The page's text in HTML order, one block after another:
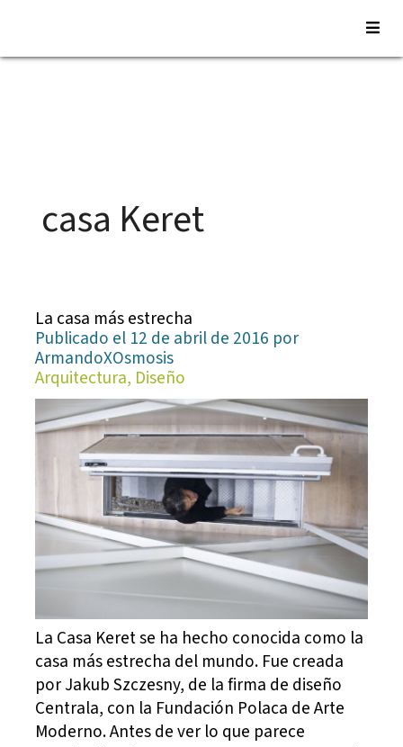
Saltar
casa Keret
La casa más estrecha
Publicado el 12 de abril de 2016 por
ArmandoXOsmosis
Arquitectura, Diseño
La Casa Keret se ha hecho conocida como la
casa más estrecha del mundo. Fue creada
por Jakub Szczesny, de la firma de diseño
Centrala, con la Fundación Polaca de Arte
Moderno. Antes de ver lo que parece